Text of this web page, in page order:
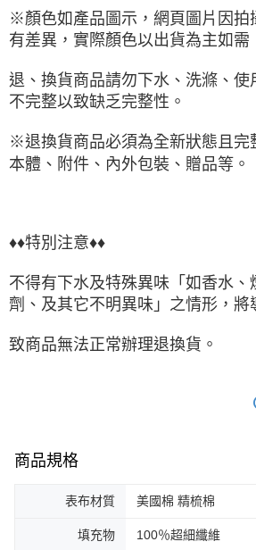
※顏色如產品圖示，網頁圖片因拍
有差異，實際顏色以出貨為主如需
退、換貨商品請勿下水、洗滌、使
不完整以致缺乏完整性。
※退換貨商品必須為全新狀態且完
本體、附件、內外包裝、贈品等。
♦♦特別注意♦♦
不得有下水及特殊異味「如香水、
劑、及其它不明異味」之情形，將
致商品無法正常辦理退換貨。
商品規格
表布材質 美國棉 精梳棉
填充物 100％超細纖維